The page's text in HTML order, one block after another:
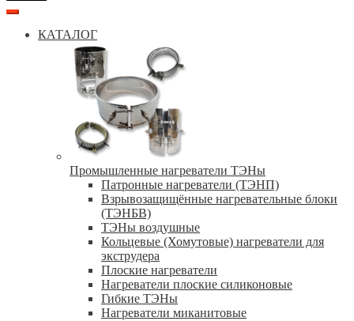
КАТАЛОГ
Промышленные нагреватели ТЭНы
Патронные нагреватели (ТЭНП)
Взрывозащищённые нагревательные блоки
(ТЭНБВ)
ТЭНы воздушные
Кольцевые (Хомутовые) нагреватели для
экструдера
Плоские нагреватели
Нагреватели плоские силиконовые
Гибкие ТЭНы
Нагреватели миканитовые